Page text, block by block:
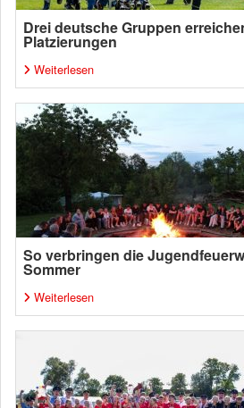
Drei deutsche Gruppen
Platzierungen
Weiterlesen
So verbringen die
Sommer
Weiterlesen